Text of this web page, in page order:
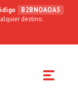
B2BNOAOA5
destino.
Toggle
navigation